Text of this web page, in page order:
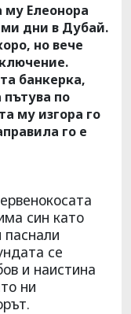
му Елеонора
дни в Дубай.
но вече
банкерка,
пътува по
му изгора го
го е
син като
се
и наистина
ни